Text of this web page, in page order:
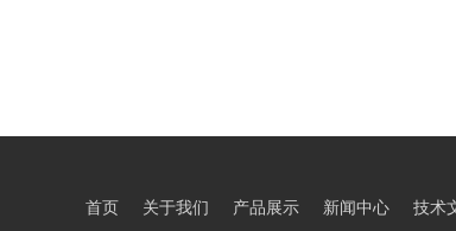
首页 关于我们 产品展示 新闻中心 技术